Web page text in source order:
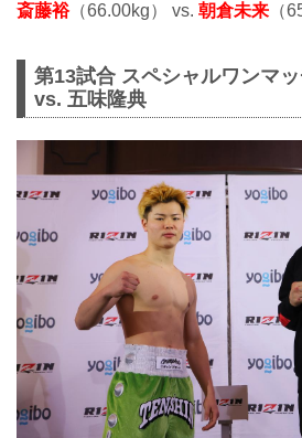
斎藤裕（66.00kg） vs. 朝倉未来 （
第13試合 スペシャルワンマ
vs. 五味隆典